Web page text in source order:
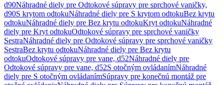
d90Náhradné diely pre Odtokové súpravy pre sprchové vaničky,
d90S krytom odtokuNáhradné diely pre S krytom odtokuBez krytu
odtokuNáhradné diely pre Bez krytu odtokuKryt odtokuNáhradné
diely pre Kryt odtokuOdtokové súpravy pre sprchové vaničky
SestraNáhradné diely pre Odtokové súpravy pre sprchové vaničky
SestraBez krytu odtokuNáhradné diely pre Bez krytu
odtokuOdtokové súpravy pre vane, d52Náhradné diely pre
Odtokové súpravy pre vane, d52S otočným ovládanímNáhradné
diely pre S otočným ovládanímSúpravy pre konečnú montáž pre